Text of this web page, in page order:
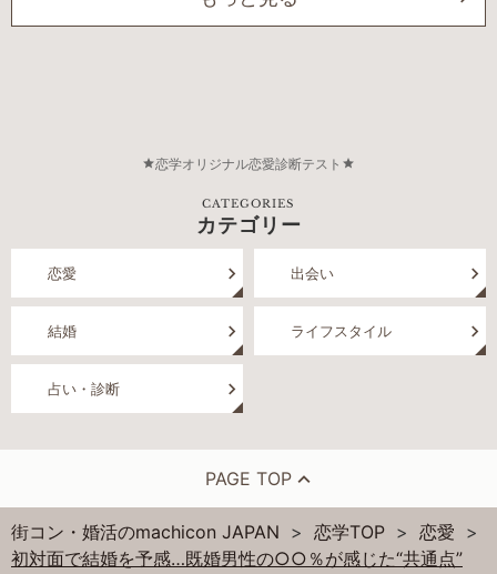
恋学オリジナル恋愛診断テスト
CATEGORIES
カテゴリー
恋愛 出会い
結婚 ライフスタイル
占い・診断
PAGE TOP
街コン・婚活のmachicon JAPAN 恋学TOP
恋愛
初対面で結婚を予感…既婚男性の○○％が感じた“共通点”